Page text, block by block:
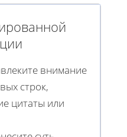
внимание
строк,
цитаты или